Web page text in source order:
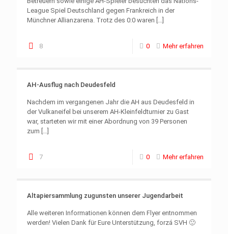
League Spiel Deutschland gegen Frankreich in der
Münchner Allianzarena. Trotz des 0:0 waren […]
8 0 Mehr erfahren
AH-Ausflug nach Deudesfeld
Nachdem im vergangenen Jahr die AH aus Deudesfeld in
der Vulkaneifel bei unserem AH-Kleinfeldturnier zu Gast
war, starteten wir mit einer Abordnung von 39 Personen
zum […]
7 0 Mehr erfahren
Altapiersammlung zugunsten unserer Jugendarbeit
Alle weiteren Informationen können dem Flyer entnommen
werden! Vielen Dank für Eure Unterstützung, forzá SVH 🙂